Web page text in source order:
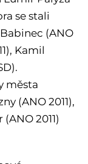
se stali
(ANO
Kamil
města
(ANO 2011),
2011)